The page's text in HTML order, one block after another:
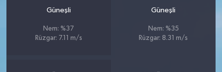
Güneşli
Nem: %37
Rüzgar: 7.11 m/s
Güneşli
Nem: %35
Rüzgar: 8.31 m/s